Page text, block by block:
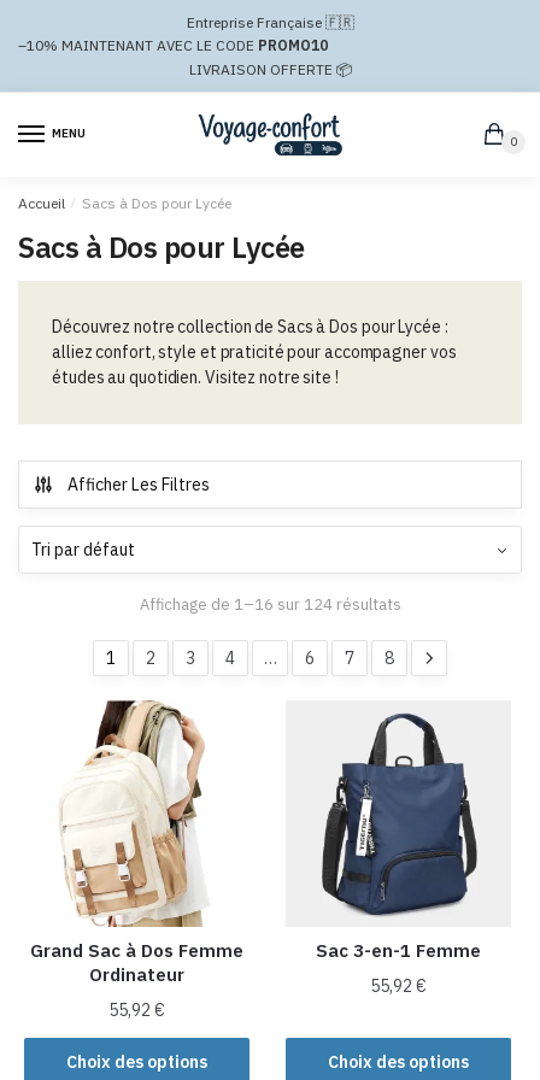
navigation
Entreprise Française 🇫🇷
–10% MAINTENANT AVEC LE CODE PROMO10
LIVRAISON OFFERTE 📦
MENU
0
Accueil / Sacs à Dos pour Lycée
Sacs à Dos pour Lycée
Découvrez notre collection de Sacs à Dos pour Lycée :
alliez confort, style et praticité pour accompagner vos
études au quotidien. Visitez notre site !
Afficher Les Filtres
Affichage de 1–16 sur 124 résultats
1 2 3 4 … 6 7 8
Grand Sac à Dos Femme
Ordinateur
55,92€
Choix des options
Ce
Sac 3-en-1 Femme
55,92€
Choix des options
produit